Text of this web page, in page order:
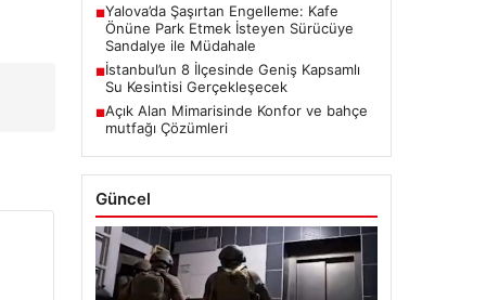
■Yalova’da Şaşırtan Engelleme: Kafe
Önüne Park Etmek İsteyen Sürücüye
Sandalye ile Müdahale
■İstanbul’un 8 İlçesinde Geniş Kapsamlı
Su Kesintisi Gerçekleşecek
■Açık Alan Mimarisinde Konfor ve bahçe
mutfağı Çözümleri
Güncel